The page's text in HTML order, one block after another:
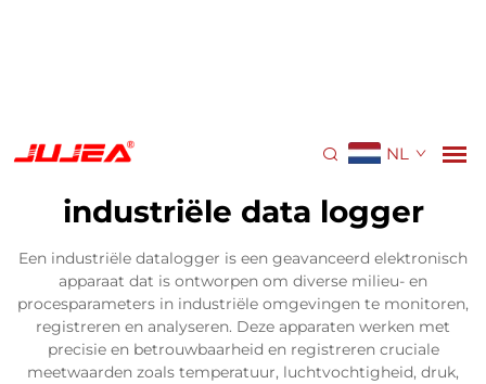
NL
industriële data logger
Een industriële datalogger is een geavanceerd elektronisch
apparaat dat is ontworpen om diverse milieu- en
procesparameters in industriële omgevingen te monitoren,
registreren en analyseren. Deze apparaten werken met
precisie en betrouwbaarheid en registreren cruciale
meetwaarden zoals temperatuur, luchtvochtigheid, druk,